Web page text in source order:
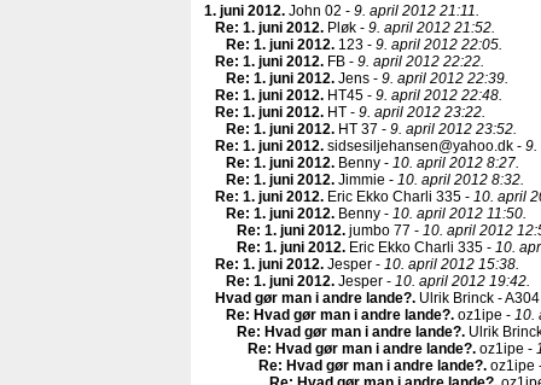
1. juni 2012. John 02 - 9. april 2012 21:11.
Re: 1. juni 2012. Pløk - 9. april 2012 21:52.
Re: 1. juni 2012. 123 - 9. april 2012 22:05.
Re: 1. juni 2012. FB - 9. april 2012 22:22.
Re: 1. juni 2012. Jens - 9. april 2012 22:39.
Re: 1. juni 2012. HT45 - 9. april 2012 22:48.
Re: 1. juni 2012. HT - 9. april 2012 23:22.
Re: 1. juni 2012. HT 37 - 9. april 2012 23:52.
Re: 1. juni 2012. sidsesiljehansen@yahoo.dk - 9.
Re: 1. juni 2012. Benny - 10. april 2012 8:27.
Re: 1. juni 2012. Jimmie - 10. april 2012 8:32.
Re: 1. juni 2012. Eric Ekko Charli 335 - 10. april
Re: 1. juni 2012. Benny - 10. april 2012 11:50.
Re: 1. juni 2012. jumbo 77 - 10. april 2012
Re: 1. juni 2012. Eric Ekko Charli 335 - 10.
Re: 1. juni 2012. Jesper - 10. april 2012 15:38.
Re: 1. juni 2012. Jesper - 10. april 2012 19:42.
Hvad gør man i andre lande?. Ulrik Brinck -
Re: Hvad gør man i andre lande?. oz1ipe - 10.
Re: Hvad gør man i andre lande?. Ulrik
Re: Hvad gør man i andre lande?. oz1ipe -
Re: Hvad gør man i andre lande?. oz1ipe